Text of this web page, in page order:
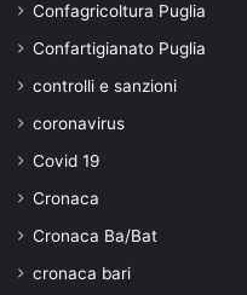
Confagricoltura Puglia
Confartigianato Puglia
controlli e sanzioni
coronavirus
Covid 19
Cronaca
Cronaca Ba/Bat
cronaca bari